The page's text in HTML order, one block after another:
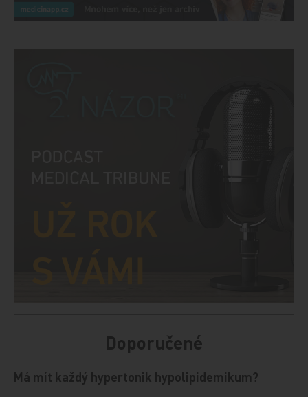
Doporučené
Má mít každý hypertonik hypolipidemikum?